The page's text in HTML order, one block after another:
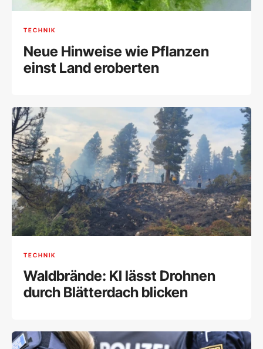
TECHNIK
Neue Hinweise wie Pflanzen
einst Land eroberten
TECHNIK
Waldbrände: KI lässt Drohnen
durch Blätterdach blicken